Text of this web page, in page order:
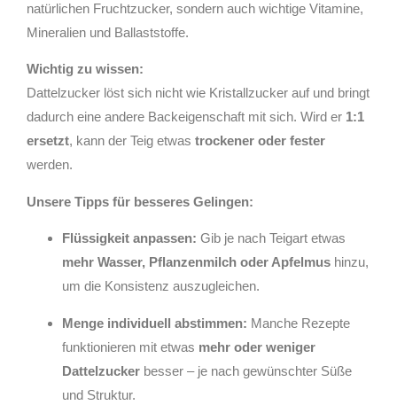
natürlichen Fruchtzucker, sondern auch wichtige Vitamine,
Mineralien und Ballaststoffe.
Wichtig zu wissen:
Dattelzucker löst sich nicht wie Kristallzucker auf und bringt
dadurch eine andere Backeigenschaft mit sich. Wird er 1:1
ersetzt, kann der Teig etwas trockener oder fester
werden.
Unsere Tipps für besseres Gelingen:
Flüssigkeit anpassen: Gib je nach Teigart etwas
mehr Wasser, Pflanzenmilch oder Apfelmus hinzu,
um die Konsistenz auszugleichen.
Menge individuell abstimmen: Manche Rezepte
funktionieren mit etwas mehr oder weniger
Dattelzucker besser – je nach gewünschter Süße
und Struktur.